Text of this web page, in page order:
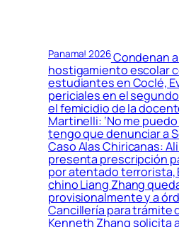
Panama! 2026Condenan
hostigamiento escolar
estudiantes en Coclé,
periciales en el
el femicidio de la
Martinelli: ‘No me
tengo que denunciar a
Caso Alas Chiricanas:
presenta prescripción
por atentado terrorista,
chino Liang Zhang
provisionalmente y a
Cancillería para trámite
Kenneth Zhang solicita